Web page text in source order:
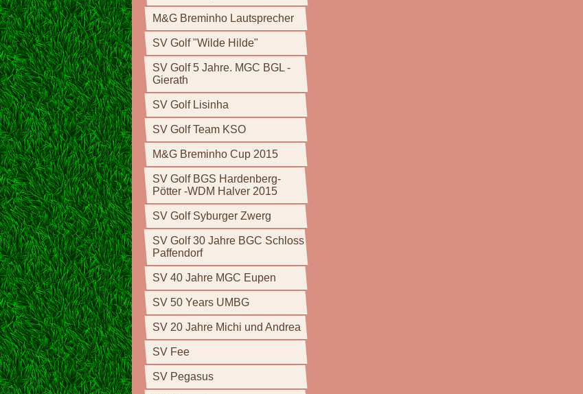
M&G Breminho Lautsprecher
SV Golf "Wilde Hilde"
SV Golf 5 Jahre. MGC BGL -
Gierath
SV Golf Lisinha
SV Golf Team KSO
M&G Breminho Cup 2015
SV Golf BGS Hardenberg-
Pötter -WDM Halver 2015
SV Golf Syburger Zwerg
SV Golf 30 Jahre BGC Schloss
Paffendorf
SV 40 Jahre MGC Eupen
SV 50 Years UMBG
SV 20 Jahre Michi und Andrea
SV Fee
SV Pegasus